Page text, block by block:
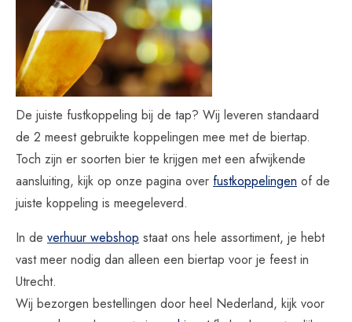
De juiste fustkoppeling bij de tap? Wij leveren standaard
de 2 meest gebruikte koppelingen mee met de biertap.
Toch zijn er soorten bier te krijgen met een afwijkende
aansluiting, kijk op onze pagina over fustkoppelingen of de
juiste koppeling is meegeleverd.
In de verhuur webshop staat ons hele assortiment, je hebt
vast meer nodig dan alleen een biertap voor je feest in
Utrecht.
Wij bezorgen bestellingen door heel Nederland, kijk voor